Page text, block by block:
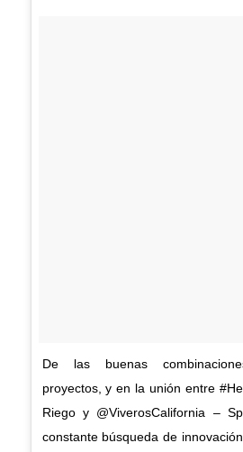
De las buenas
proyectos, y en la unión entre
Riego y @ViverosCalifornia –
constante búsqueda de innovación